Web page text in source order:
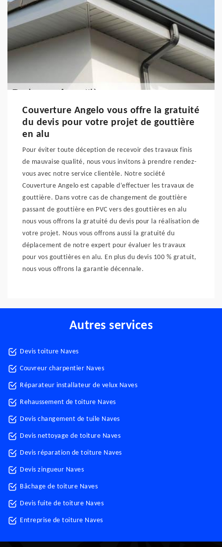
Couverture Angelo vous offre la gratuité
du devis pour votre projet de gouttière
en alu
Pour éviter toute déception de recevoir des travaux finis
de mauvaise qualité, nous vous invitons à prendre rendez-
vous avec notre service clientèle. Notre société
Couverture Angelo est capable d’effectuer les travaux de
gouttière. Dans votre cas de changement de gouttière
passant de gouttière en PVC vers des gouttières en alu
nous vous offrons la gratuité du devis pour la réalisation de
votre projet. Nous vous offrons aussi la gratuité du
déplacement de notre expert pour évaluer les travaux
pour vos gouttières en alu. En plus du devis 100 % gratuit,
nous vous offrons la garantie décennale.
Autres services
Devis toiture Naves
Couvreur charpentier Naves
Réparateur installateur de velux Naves
Rehaussement de toiture Naves
Devis changement de tuile Naves
Devis nettoyage de toiture Naves
Devis réparation de toiture Naves
Devis zingueur Naves
Bâchage de toiture Naves
Devis fuite de toiture Naves
Entreprise de toiture Naves